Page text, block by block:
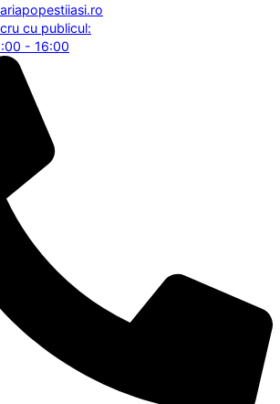
cu publicul:
- 16:00